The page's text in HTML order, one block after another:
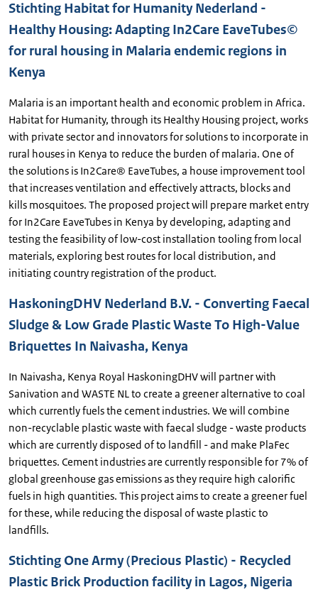
Stichting Habitat for Humanity Nederland -
Healthy Housing: Adapting In2Care EaveTubes©
for rural housing in Malaria endemic regions in
Kenya
Malaria is an important health and economic problem in Africa.
Habitat for Humanity, through its Healthy Housing project, works
with private sector and innovators for solutions to incorporate in
rural houses in Kenya to reduce the burden of malaria. One of
the solutions is In2Care® EaveTubes, a house improvement tool
that increases ventilation and effectively attracts, blocks and
kills mosquitoes. The proposed project will prepare market entry
for In2Care EaveTubes in Kenya by developing, adapting and
testing the feasibility of low-cost installation tooling from local
materials, exploring best routes for local distribution, and
initiating country registration of the product.
HaskoningDHV Nederland B.V. - Converting Faecal
Sludge & Low Grade Plastic Waste To High-Value
Briquettes In Naivasha, Kenya
In Naivasha, Kenya Royal HaskoningDHV will partner with
Sanivation and WASTE NL to create a greener alternative to coal
which currently fuels the cement industries. We will combine
non-recyclable plastic waste with faecal sludge - waste products
which are currently disposed of to landfill - and make PlaFec
briquettes. Cement industries are currently responsible for 7% of
global greenhouse gas emissions as they require high calorific
fuels in high quantities. This project aims to create a greener fuel
for these, while reducing the disposal of waste plastic to
landfills.
Stichting One Army (Precious Plastic) - Recycled
Plastic Brick Production facility in Lagos, Nigeria